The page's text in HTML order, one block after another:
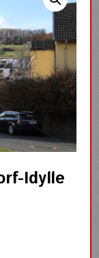
Idylle